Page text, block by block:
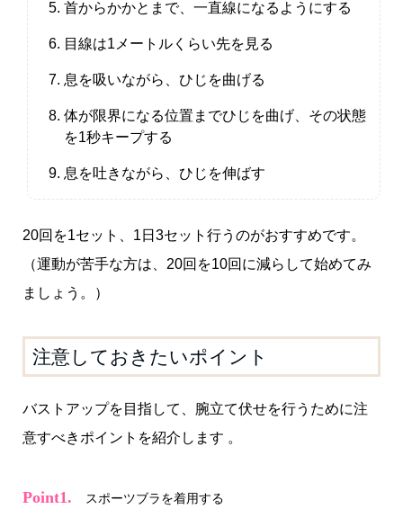
首からかかとまで、一直線になるようにする
目線は1メートルくらい先を見る
息を吸いながら、ひじを曲げる
体が限界になる位置までひじを曲げ、その状態
を1秒キープする
息を吐きながら、ひじを伸ばす
20回を1セット、1日3セット行うのがおすすめです。
（運動が苦手な方は、20回を10回に減らして始めてみ
ましょう。）
注意しておきたいポイント
バストアップを目指して、腕立て伏せを行うために注
意すべきポイントを紹介します 。
スポーツブラを着用する